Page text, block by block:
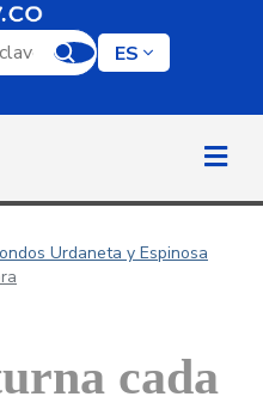
palabra clave
ES
Urdaneta y Espinosa
cada